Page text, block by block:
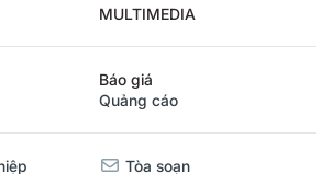
MULTIMEDIA
Báo giá
Quảng cáo
Tòa soạn